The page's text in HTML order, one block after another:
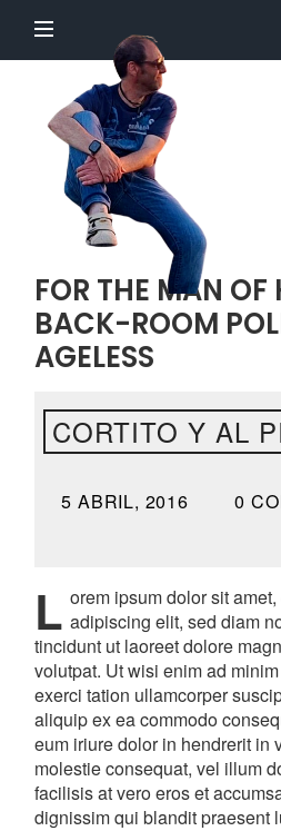
FOR THE MAN OF
BACK-ROOM
AGELESS
CORTITO Y AL
5 ABRIL, 2016 0
L orem ipsum dolor sit
adipiscing elit, sed diam
tincidunt ut laoreet dolore
volutpat. Ut wisi enim ad
exerci tation ullamcorper
aliquip ex ea commodo
eum iriure dolor in hendrerit in
molestie consequat, vel illum
facilisis at vero eros et
dignissim qui blandit praesent